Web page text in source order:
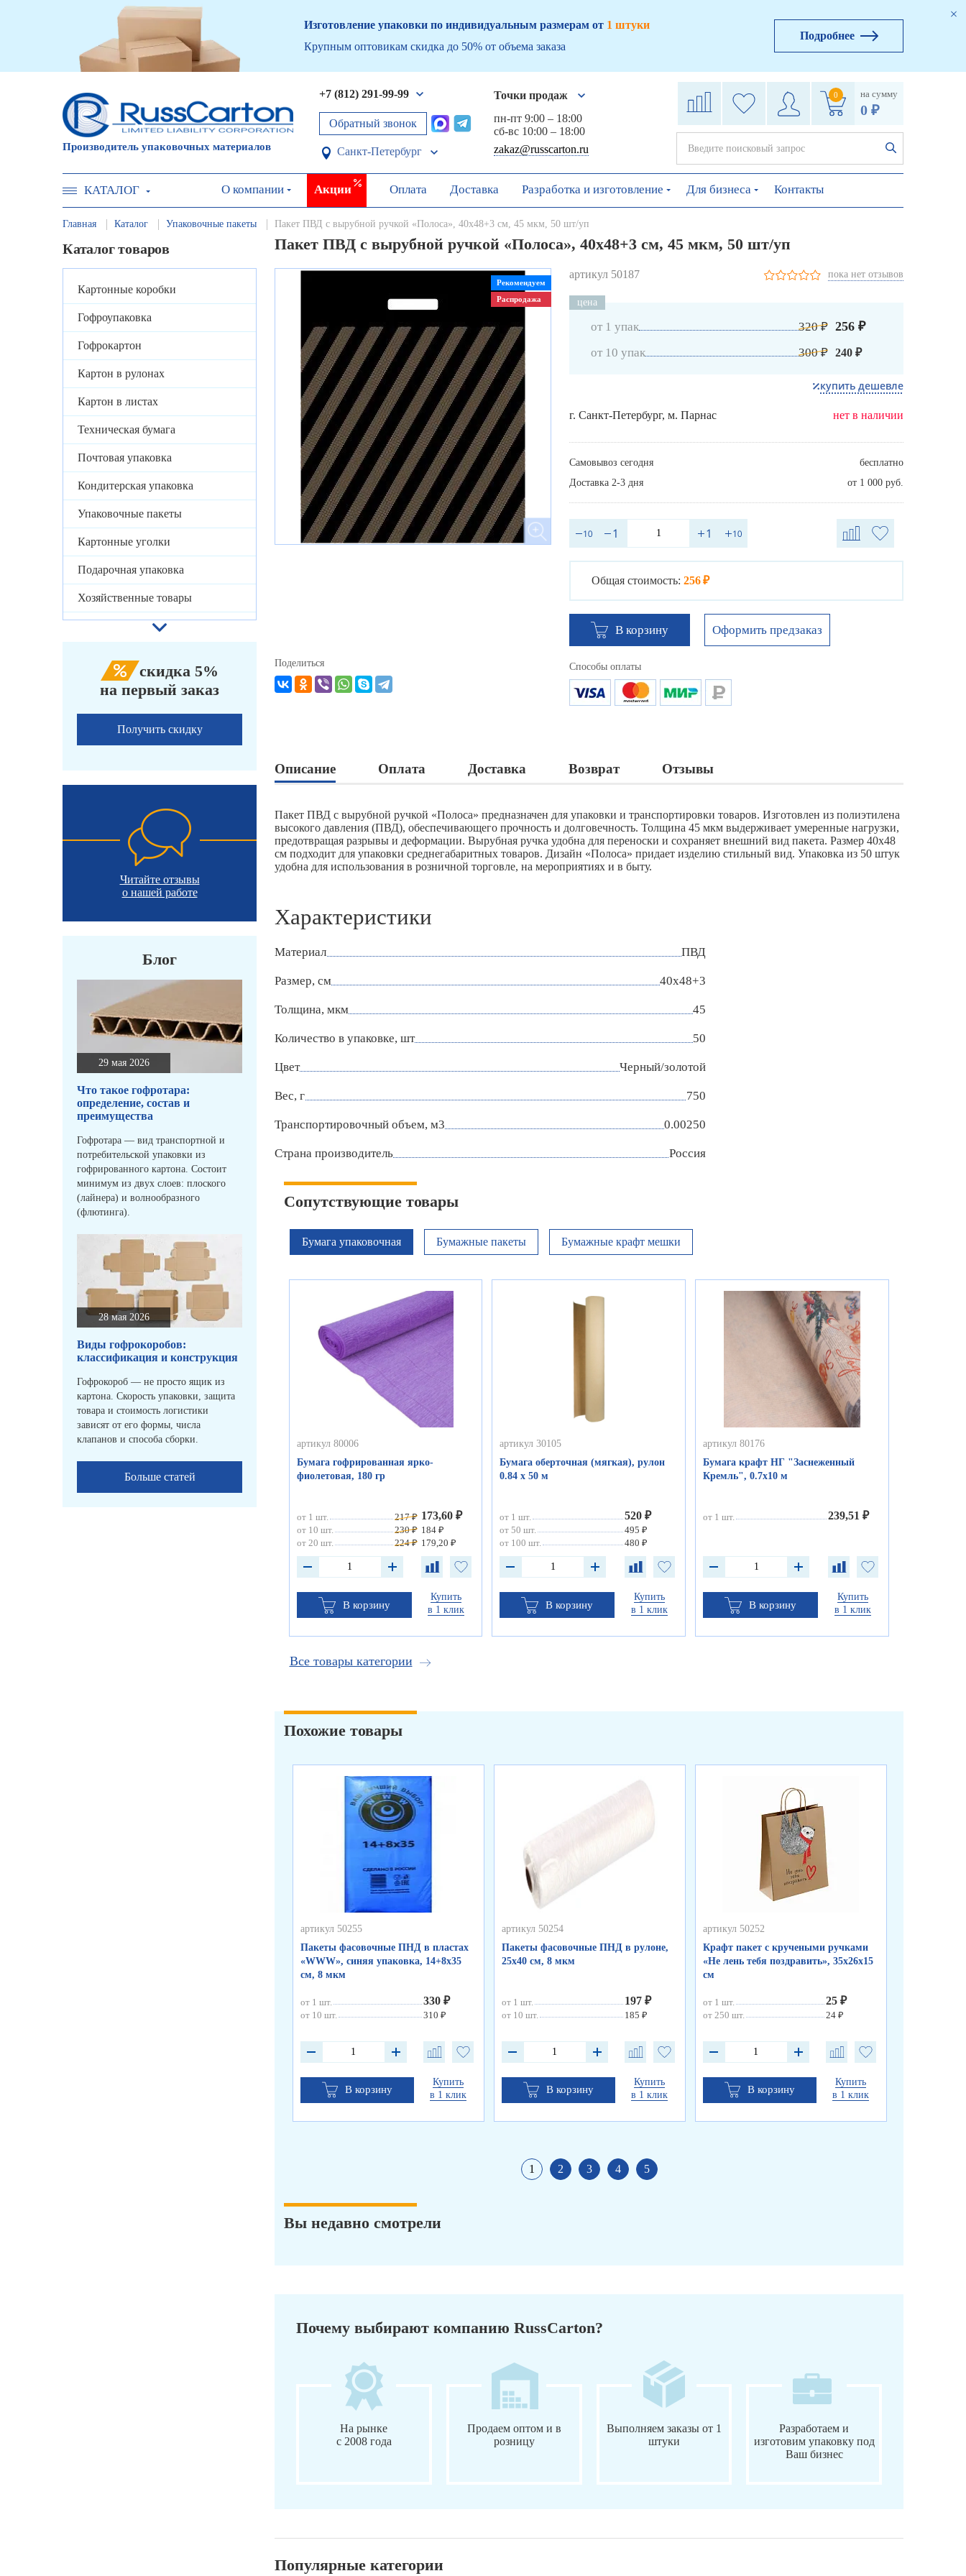
Изготовление упаковки по индивидуальным размерам от 1 штуки
Крупным оптовикам скидка до 50% от объема заказа
Подробнее
Производитель упаковочных материалов
+7 (812) 291-99-99
Обратный звонок
Санкт-Петербург
Точки продаж
пн-пт 9:00 – 18:00
сб-вс 10:00 – 18:00
zakaz@russcarton.ru
0 на сумму
0 ₽
КАТАЛОГ О компании Акции Оплата Доставка Разработка и изготовление Для бизнеса Контакты
Главная Каталог Упаковочные пакеты Пакет ПВД с вырубной ручкой «Полоса», 40х48+3 см, 45 мкм, 50 шт/уп
Каталог товаров
Картонные коробки
Гофроупаковка
Гофрокартон
Картон в рулонах
Картон в листах
Техническая бумага
Почтовая упаковка
Кондитерская упаковка
Упаковочные пакеты
Картонные уголки
Подарочная упаковка
Хозяйственные товары
скидка 5%
на первый заказ
Получить скидку
Читайте отзывы
о нашей работе
Блог
29 мая 2026
Что такое гофротара:
определение, состав и
преимущества
Гофротара — вид транспортной и
потребительской упаковки из
гофрированного картона. Состоит
минимум из двух слоев: плоского
(лайнера) и волнообразного
(флютинга).
28 мая 2026
Виды гофрокоробов:
классификация и конструкция
Гофрокороб — не просто ящик из
картона. Скорость упаковки, защита
товара и стоимость логистики
зависят от его формы, числа
клапанов и способа сборки.
Больше статей
Пакет ПВД с вырубной ручкой «Полоса», 40х48+3 см, 45 мкм, 50 шт/уп
Рекомендуем
Распродажа
артикул 50187 пока нет отзывов
цена
от 1 упак 320 ₽ 256 ₽
от 10 упак 300 ₽ 240 ₽
купить дешевле
г. Санкт-Петербург, м. Парнас нет в наличии
Самовывоз сегодня
бесплатно
Доставка 2-3 дня
от 1 000 руб.
Общая стоимость: 256 ₽
В корзину Оформить предзаказ
Поделиться Способы оплаты
Описание Оплата Доставка Возврат Отзывы
Пакет ПВД с вырубной ручкой «Полоса» предназначен для упаковки и транспортировки товаров. Изготовлен из полиэтилена
высокого давления (ПВД), обеспечивающего прочность и долговечность. Толщина 45 мкм выдерживает умеренные нагрузки,
предотвращая разрывы и деформации. Вырубная ручка удобна для переноски и сохраняет внешний вид пакета. Размер 40х48
см подходит для упаковки среднегабаритных товаров. Дизайн «Полоса» придает изделию стильный вид. Упаковка из 50 штук
удобна для использования в розничной торговле, на мероприятиях и в быту.
Характеристики
Материал ПВД
Размер, см 40х48+3
Толщина, мкм 45
Количество в упаковке, шт 50
Цвет Черный/золотой
Вес, г 750
Транспортировочный объем, м3 0.00250
Страна производитель Россия
Сопутствующие товары
Бумага упаковочная Бумажные пакеты Бумажные крафт мешки
артикул 80006
Бумага гофрированная ярко-
фиолетовая, 180 гр
от 1 шт. 217 ₽ 173,60 ₽
от 10 шт. 230 ₽ 184 ₽
от 20 шт.
224 ₽ 179,20 ₽
В корзину
Купить
в 1 клик
артикул 30105
Бумага оберточная (мягкая), рулон
0.84 х 50 м
от 1 шт. 520 ₽
от 50 шт.
495 ₽
от 100 шт.
480 ₽
В корзину
Купить
в 1 клик
артикул 80176
Бумага крафт НГ "Заснеженный
Кремль", 0.7х10 м
от 1 шт. 239,51 ₽
В корзину
Купить
в 1 клик
Все товары категории
Похожие товары
артикул 50255
Пакеты фасовочные ПНД в пластах
«WWW», синяя упаковка, 14+8х35
см, 8 мкм
от 1 шт. 330 ₽
от 10 шт. 310 ₽
В корзину
Купить
в 1 клик
артикул 50254
Пакеты фасовочные ПНД в рулоне,
25х40 см, 8 мкм
от 1 шт. 197 ₽
от 10 шт. 185 ₽
В корзину
Купить
в 1 клик
артикул 50252
Крафт пакет с кручеными ручками
«Не лень тебя поздравить», 35х26х15
см
от 1 шт. 25 ₽
от 250 шт. 24 ₽
В корзину
Купить
в 1 клик
1 2 3 4 5
Вы недавно смотрели
Почему выбирают компанию RussCarton?
На рынке
с 2008 года
Продаем оптом и в
розницу
Выполняем заказы от 1
штуки
Разработаем и
изготовим упаковку под
Ваш бизнес
Популярные категории